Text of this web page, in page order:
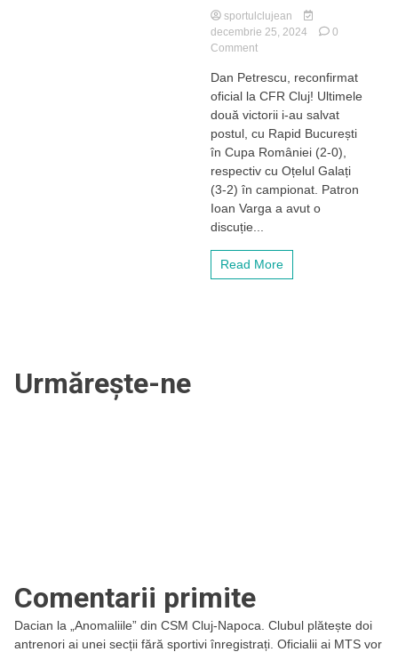
sportulclujean
decembrie 25, 2024
0
Commenton
Petrescu,
reconfirmat
oficial
Cluj!
Ultimele
două
victorii
salvat
postul
Dan Petrescu, reconfirmat
oficial la CFR Cluj! Ultimele
două victorii i-au salvat
postul, cu Rapid București
în Cupa României (2-0),
respectiv cu Oțelul Galați
(3-2) în campionat. Patron
Ioan Varga a avut o
discuție...
Read More
Urmărește-ne
Comentarii primite
Dacian la
„Anomaliile” din CSM Cluj-Napoca. Clubul plătește doi
antrenori ai unei secții fără sportivi înregistrați. Oficialii ai MTS vor